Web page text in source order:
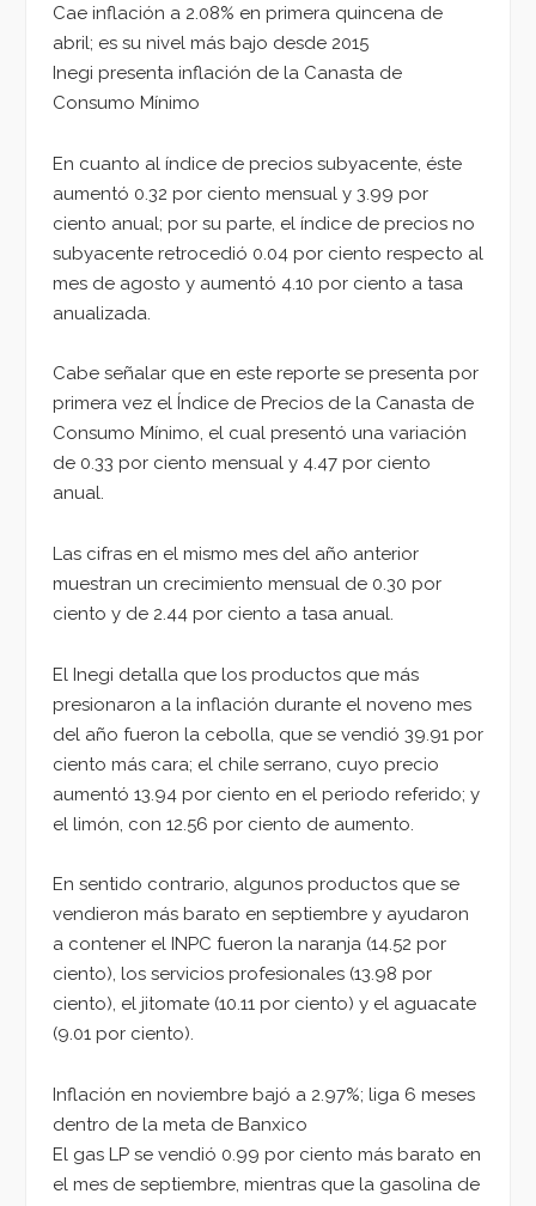
Cae inflación a 2.08% en primera quincena de
abril; es su nivel más bajo desde 2015
Inegi presenta inflación de la Canasta de
Consumo Mínimo
En cuanto al índice de precios subyacente, éste
aumentó 0.32 por ciento mensual y 3.99 por
ciento anual; por su parte, el índice de precios no
subyacente retrocedió 0.04 por ciento respecto al
mes de agosto y aumentó 4.10 por ciento a tasa
anualizada.
Cabe señalar que en este reporte se presenta por
primera vez el Índice de Precios de la Canasta de
Consumo Mínimo, el cual presentó una variación
de 0.33 por ciento mensual y 4.47 por ciento
anual.
Las cifras en el mismo mes del año anterior
muestran un crecimiento mensual de 0.30 por
ciento y de 2.44 por ciento a tasa anual.
El Inegi detalla que los productos que más
presionaron a la inflación durante el noveno mes
del año fueron la cebolla, que se vendió 39.91 por
ciento más cara; el chile serrano, cuyo precio
aumentó 13.94 por ciento en el periodo referido; y
el limón, con 12.56 por ciento de aumento.
En sentido contrario, algunos productos que se
vendieron más barato en septiembre y ayudaron
a contener el INPC fueron la naranja (14.52 por
ciento), los servicios profesionales (13.98 por
ciento), el jitomate (10.11 por ciento) y el aguacate
(9.01 por ciento).
Inflación en noviembre bajó a 2.97%; liga 6 meses
dentro de la meta de Banxico
El gas LP se vendió 0.99 por ciento más barato en
el mes de septiembre, mientras que la gasolina de